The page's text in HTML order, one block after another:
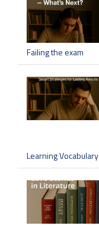
Failing the exam
Learning Vocabulary